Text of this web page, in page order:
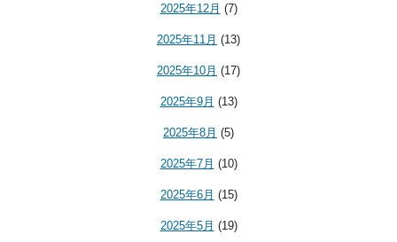
2025年12月 (7)
2025年11月 (13)
2025年10月 (17)
2025年9月 (13)
2025年8月 (5)
2025年7月 (10)
2025年6月 (15)
2025年5月 (19)